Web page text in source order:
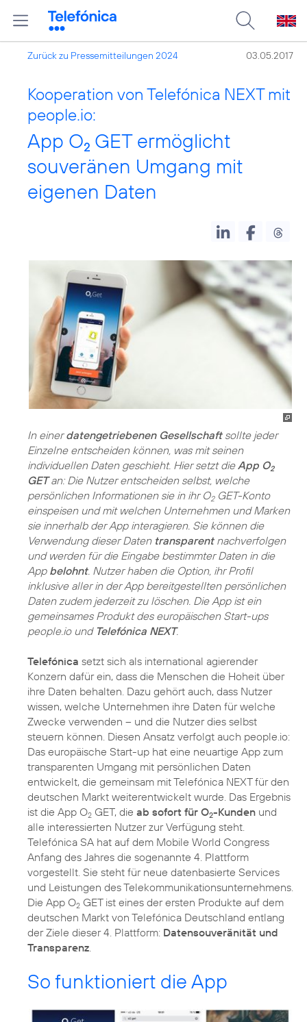
Zurück zu Pressemitteilungen 2024 03.05.2017
Kooperation von Telefónica NEXT mit
people.io:
App O2 GET ermöglicht
souveränen Umgang mit
eigenen Daten
In einerdatengetriebenen Gesellschaftsollte jeder
Einzelne entscheiden können, was mit seinen
individuellen Daten geschieht. Hier setzt dieApp O2
GETan: Die Nutzer entscheiden selbst, welche
persönlichen Informationen sie in ihr O2GET-Konto
einspeisen und mit welchen Unternehmen und Marken
sie innerhalb der App interagieren. Sie können die
Verwendung dieser Daten transparentnachverfolgen
und werden für die Eingabe bestimmter Daten in die
App belohnt. Nutzer haben die Option, ihr Profil
inklusive aller in der App bereitgestellten persönlichen
Daten zudem jederzeit zu löschen. Die App ist ein
gemeinsames Produkt des europäischen Start-ups
people.io und Telefónica NEXT.
Telefónica setzt sich als international agierender
Konzern dafür ein, dass die Menschen die Hoheit über
ihre Daten behalten. Dazu gehört auch, dass Nutzer
wissen, welche Unternehmen ihre Daten für welche
Zwecke verwenden – und die Nutzer dies selbst
steuern können. Diesen Ansatz verfolgt auch people.io:
Das europäische Start-up hat eine neuartige App zum
transparenten Umgang mit persönlichen Daten
entwickelt, die gemeinsam mit Telefónica NEXT für den
deutschen Markt weiterentwickelt wurde. Das Ergebnis
ist die App O2 GET, die ab sofort für O2-Kunden und
alle interessierten Nutzer zur Verfügung steht.
Telefónica SA hat auf dem Mobile World Congress
Anfang des Jahres die sogenannte 4. Plattform
vorgestellt. Sie steht für neue datenbasierte Services
und Leistungen des Telekommunikationsunternehmens.
Die App O2 GET ist eines der ersten Produkte auf dem
deutschen Markt von Telefónica Deutschland entlang
der Ziele dieser 4. Plattform: Datensouveränität und
Transparenz
So funktioniert die App